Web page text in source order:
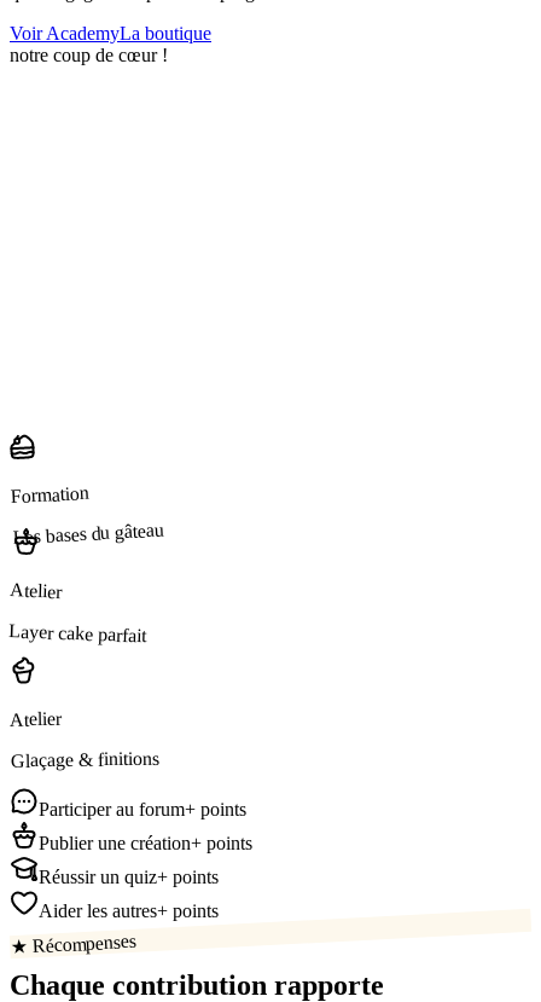
Voir AcademyLa boutique
notre coup de cœur !
Formation
Les bases du gâteau
Atelier
Layer cake parfait
Atelier
Glaçage & finitions
Participer au forum+ points
Publier une création+ points
Réussir un quiz+ points
Aider les autres+ points
★ Récompenses
Chaque contribution rapporte